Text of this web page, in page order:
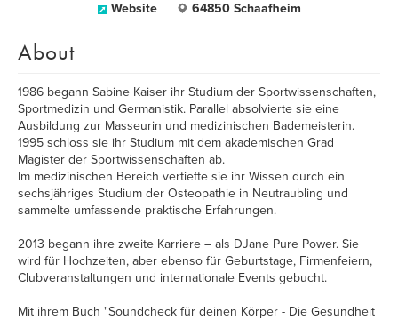
Website 64850 Schaafheim
About
1986 begann Sabine Kaiser ihr Studium der Sportwissenschaften,
Sportmedizin und Germanistik. Parallel absolvierte sie eine
Ausbildung zur Masseurin und medizinischen Bademeisterin.
1995 schloss sie ihr Studium mit dem akademischen Grad
Magister der Sportwissenschaften ab.
Im medizinischen Bereich vertiefte sie ihr Wissen durch ein
sechsjähriges Studium der Osteopathie in Neutraubling und
sammelte umfassende praktische Erfahrungen.
2013 begann ihre zweite Karriere – als DJane Pure Power. Sie
wird für Hochzeiten, aber ebenso für Geburtstage, Firmenfeiern,
Clubveranstaltungen und internationale Events gebucht.
Mit ihrem Buch "Soundcheck für deinen Körper - Die Gesundheit